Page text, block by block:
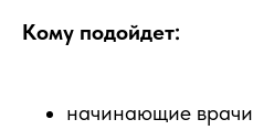
Кому подойдет:
начинающие врачи